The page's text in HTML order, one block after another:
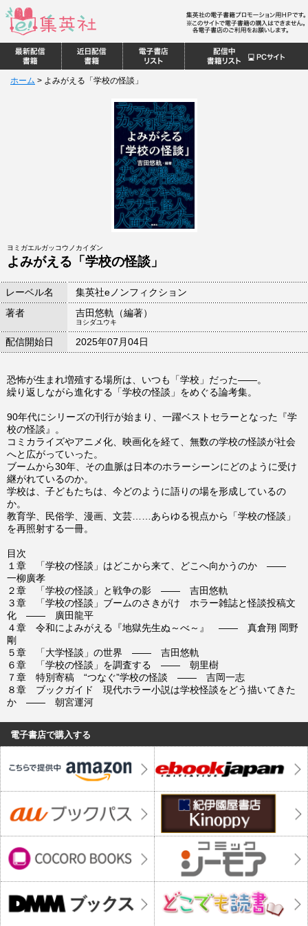
ホーム > よみがえる「学校の怪談」
ヨミガエルガッコウノカイダン
よみがえる「学校の怪談」
レーベル名
集英社eノンフィクション
著者
吉田悠軌（編著）
ヨシダユウキ
配信開始日 2025年07月04日
恐怖が生まれ増殖する場所は、いつも「学校」だった――。
繰り返しながら進化する「学校の怪談」をめぐる論考集。
90年代にシリーズの刊行が始まり、一躍ベストセラーとなった『学
校の怪談』。
コミカライズやアニメ化、映画化を経て、無数の学校の怪談が社会
へと広がっていった。
ブームから30年、その血脈は日本のホラーシーンにどのように受け
継がれているのか。
学校は、子どもたちは、今どのように語りの場を形成しているの
か。
教育学、民俗学、漫画、文芸……あらゆる視点から「学校の怪談」
を再照射する一冊。
目次
１章 「学校の怪談」はどこから来て、どこへ向かうのか ――
一柳廣孝
２章 「学校の怪談」と戦争の影 ―― 吉田悠軌
３章 「学校の怪談」ブームのさきがけ ホラー雑誌と怪談投稿文
化 ―― 廣田龍平
４章 令和によみがえる『地獄先生ぬ～べ～』 ―― 真倉翔 岡野
剛
５章 「大学怪談」の世界 ―― 吉田悠軌
６章 「学校の怪談」を調査する ―― 朝里樹
７章 特別寄稿 “つなぐ”学校の怪談 ―― 吉岡一志
８章 ブックガイド 現代ホラー小説は学校怪談をどう描いてきた
か ―― 朝宮運河
電子書店で購入する